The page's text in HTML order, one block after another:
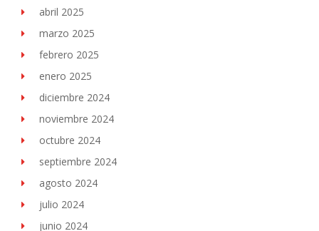
abril 2025
marzo 2025
febrero 2025
enero 2025
diciembre 2024
noviembre 2024
octubre 2024
septiembre 2024
agosto 2024
julio 2024
junio 2024